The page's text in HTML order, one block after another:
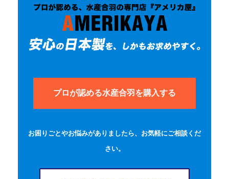
プロが認める水産合羽を購入する
お困りごとやお悩みがありましたら、お気軽にご相談くだ
さい。